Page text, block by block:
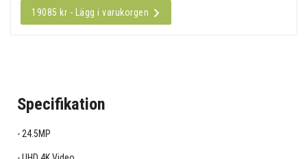
19085 kr - Lägg i varukorgen
Specifikation
24.5MP